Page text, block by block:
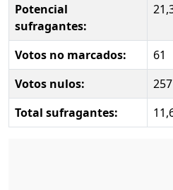
Potencial
sufragantes:
Votos no marcados: 61
Votos nulos:
257
Total sufragantes: